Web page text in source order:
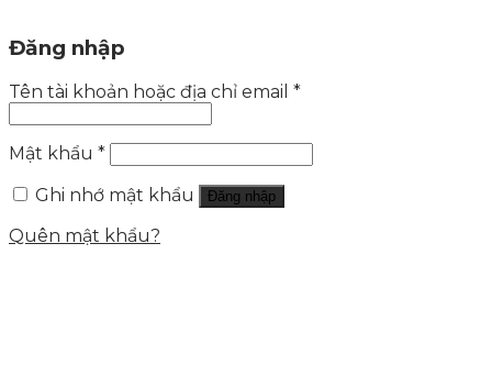
Đăng nhập
Tên tài khoản hoặc địa chỉ email *
Mật khẩu *
Ghi nhớ mật khẩu
Đăng nhập
Quên mật khẩu?